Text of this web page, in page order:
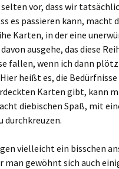
vor, dass wir
es passieren kann, macht
Karten, in der eine
ausgehe, das diese
fallen, wenn ich dann
heißt es, die
Karten gibt, kann
diebischen Spaß, mit
durchkreuzen.
vielleicht ein bisschen
man gewöhnt sich auch